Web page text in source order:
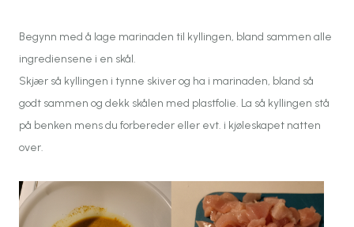
Begynn med å lage marinaden til kyllingen, bland sammen alle
ingrediensene i en skål.
Skjær så kyllingen i tynne skiver og ha i marinaden, bland så
godt sammen og dekk skålen med plastfolie. La så kyllingen stå
på benken mens du forbereder eller evt. i kjøleskapet natten
over.